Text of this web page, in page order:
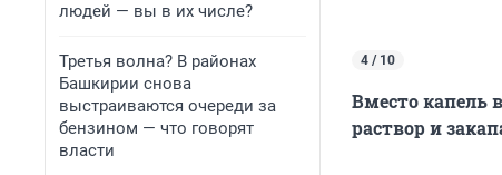
людей — вы в их числе?
Третья волна? В районах
Башкирии снова
выстраиваются очереди за
бензином — что говорят
власти
4 / 10
Вместо капель
раствор и